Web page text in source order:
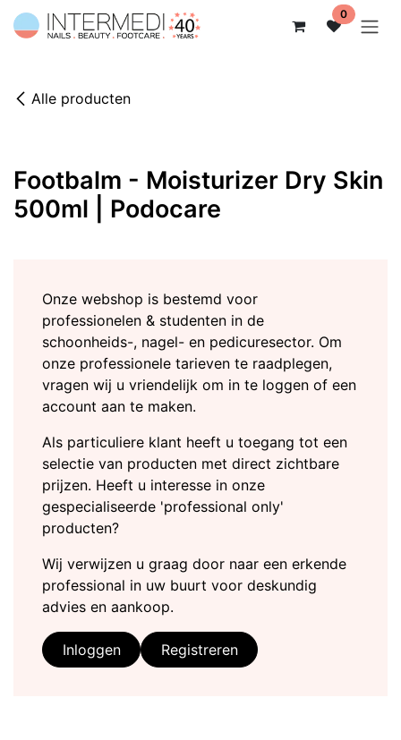
Overslaan naar inhoud 0
Alle producten
Footbalm - Moisturizer Dry Skin
500ml | Podocare
Onze webshop is bestemd voor
professionelen & studenten in de
schoonheids-, nagel- en pedicuresector. Om
onze professionele tarieven te raadplegen,
vragen wij u vriendelijk om in te loggen of een
account aan te maken.
Als particuliere klant heeft u toegang tot een
selectie van producten met direct zichtbare
prijzen. Heeft u interesse in onze
gespecialiseerde 'professional only'
producten?
Wij verwijzen u graag door naar een erkende
professional in uw buurt voor deskundig
advies en aankoop.
Inloggen Registreren